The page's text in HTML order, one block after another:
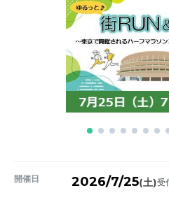
開催日 2026/7/25(土)受